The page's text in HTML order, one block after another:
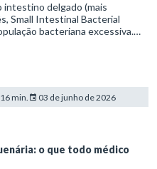
delgado (mais
Small Intestinal Bacterial
bacteriana excessiva.
16 min. 03 de junho de 2026
o que todo médico